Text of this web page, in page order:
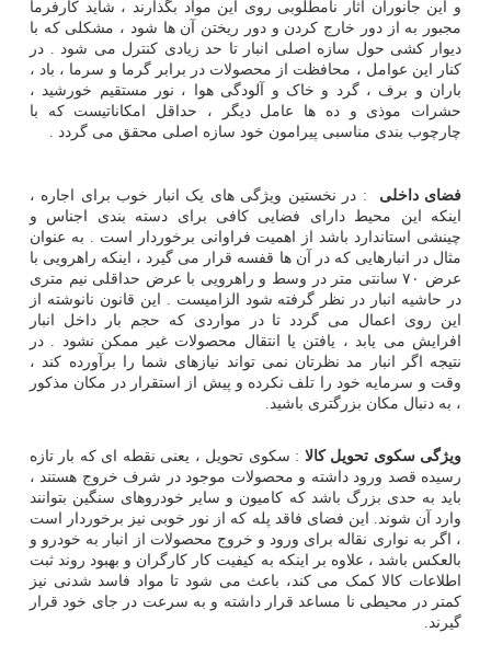
و این جانوران آثار نامطلوبی روی این مواد بگذارند ، شاید کارفرما
مجبور به از دور خارج کردن و دور ریختن آن ها شود ، مشکلی که با
دیوار کشی حول سازه اصلی انبار تا حد زیادی کنترل می شود . در
کنار این عوامل ، محافظت از محصولات در برابر گرما و سرما ، باد ،
باران و برف ، گرد و خاک و آلودگی هوا ، نور مستقیم خورشید ،
حشرات موذی و ده ها عامل دیگر ، حداقل امکاناتیست که با
چارچوب بندی مناسبی پیرامون خود سازه اصلی محقق می گردد .
فضای داخلی : در نخستین ویژگی های یک انبار خوب برای اجاره ،
اینکه این محیط دارای فضایی کافی برای دسته بندی اجناس و
چینشی استاندارد باشد از اهمیت فراوانی برخوردار است . به عنوان
مثال در انبارهایی که در آن ها قفسه قرار می گیرد ، اینکه راهرویی با
عرض ۷۰ سانتی متر در وسط و راهرویی با عرض حداقلی نیم متری
در حاشیه انبار در نظر گرفته شود الزامیست . این قانون نانوشته از
این روی اعمال می گردد تا در مواردی که حجم بار داخل انبار
افرایش می یابد ، یافتن یا انتقال محصولات غیر ممکن نشود . در
نتیجه اگر انبار مد نظرتان نمی تواند نیازهای شما را برآورده کند ،
وقت و سرمایه خود را تلف نکرده و پیش از استقرار در مکان مذکور
، به دنبال مکان بزرگتری باشید.
ویژگی سکوی تحویل کالا : سکوی تحویل ، یعنی نقطه ای که بار تازه
رسیده قصد ورود داشته و محصولات موجود در شرف خروج هستند ،
باید به حدی بزرگ باشد که کامیون و سایر خودروهای سنگین بتوانند
وارد آن شوند. این فضای فاقد پله که از نور خوبی نیز برخوردار است
، اگر به نواری نقاله برای ورود و خروج محصولات از انبار به خودرو و
بالعکس باشد ، علاوه بر اینکه به کیفیت کار کارگران و بهبود روند ثبت
اطلاعات کالا کمک می کند، باعث می شود تا مواد فاسد شدنی نیز
کمتر در محیطی نا مساعد قرار داشته و به سرعت در جای خود قرار
گیرند.